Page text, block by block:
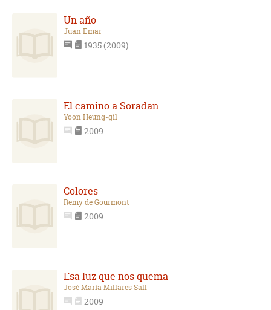
Un año
Juan Emar
1935 (2009)
El camino a Soradan
Yoon Heung-gil
2009
Colores
Remy de Gourmont
2009
Esa luz que nos quema
José María Millares Sall
2009